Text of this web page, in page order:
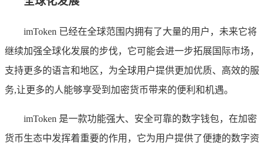
imToken 已经在全球范围内拥有了大量的用户，未来它将
继续加强全球化发展的步伐，它可能会进一步拓展国际市场，
支持更多的语言和地区，为全球用户提供更加优质、高效的服
务,让更多的人能够享受到加密货币带来的便利和机遇。
imToken 是一款功能强大、安全可靠的数字钱包，在加密
货币生态中发挥着重要的作用，它为用户提供了便捷的数字资